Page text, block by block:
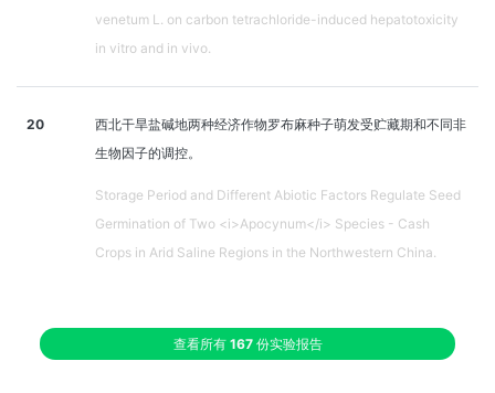
venetum L. on carbon tetrachloride-induced hepatotoxicity
in vitro and in vivo.
20
西北干旱盐碱地两种经济作物罗布麻种子萌发受贮藏期和不同非
生物因子的调控。
Storage Period and Different Abiotic Factors Regulate Seed
Germination of Two <i>Apocynum</i> Species - Cash
Crops in Arid Saline Regions in the Northwestern China.
查看所有 167份实验报告